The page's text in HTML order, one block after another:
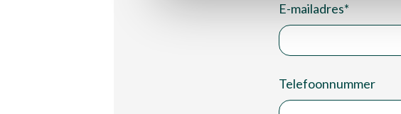
E-mailadres*
Telefoonnummer